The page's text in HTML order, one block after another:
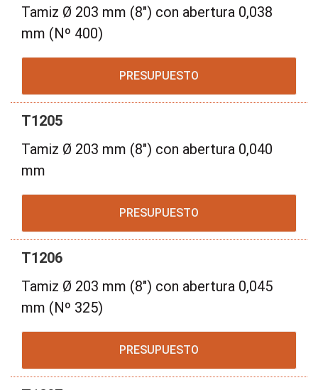
Tamiz Ø 203 mm (8") con abertura 0,038
mm (Nº 400)
PRESUPUESTO
T1205
Tamiz Ø 203 mm (8") con abertura 0,040
mm
PRESUPUESTO
T1206
Tamiz Ø 203 mm (8") con abertura 0,045
mm (Nº 325)
PRESUPUESTO